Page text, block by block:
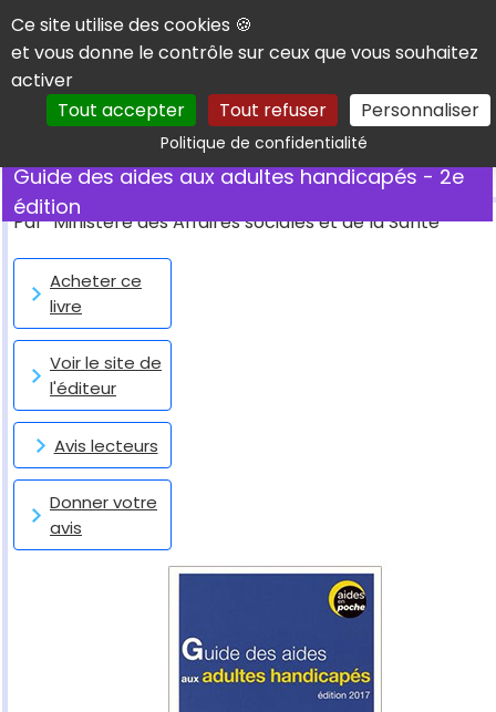
Panneau de gestion des cookies
Ce site utilise des cookies 🍪
et vous donne le contrôle sur ceux que vous souhaitez
activer
Tout accepter
Tout refuser Personnaliser
Politique de confidentialitéRechercher
Guide des aides aux adultes handicapés - 2e
édition
Par Ministère des Affaires sociales et de la Santé
Acheter ce
livre
Voir le site de
l'éditeur
Avis lecteurs
Donner votre
avis